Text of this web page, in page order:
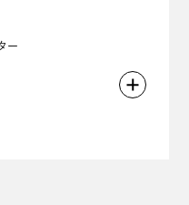
み込まれるべきかが
を支える三つの重要
化」に焦点を当て、
うにアプローチでき
きます！
ー
！」なんていう人も